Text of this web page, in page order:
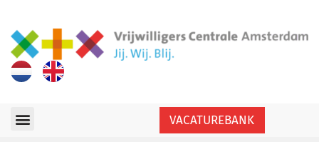
VACATUREBANK